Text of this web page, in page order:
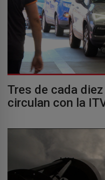
Tres de cada
circulan con la